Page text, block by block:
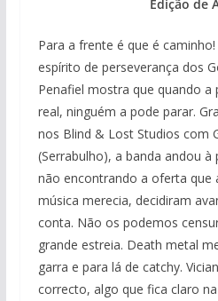
Edição de
Para a frente é que é
espírito de perseverança dos
Penafiel mostra que quando a
real, ninguém a pode parar.
nos Blind & Lost Studios com
(Serrabulho), a banda andou
não encontrando a oferta que
música merecia, decidiram
conta. Não os podemos
grande estreia. Death metal
garra e para lá de catchy.
correcto, algo que fica claro